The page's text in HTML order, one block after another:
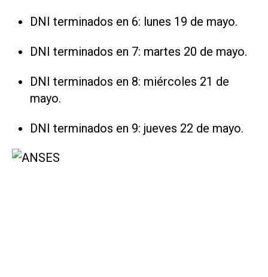
DNI terminados en 6: lunes 19 de mayo.
DNI terminados en 7: martes 20 de mayo.
DNI terminados en 8: miércoles 21 de
mayo.
DNI terminados en 9: jueves 22 de mayo.